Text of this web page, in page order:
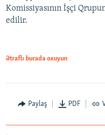
Komissiyasının İşçi
edilir.
Ətraflı burada oxuyun
Paylaş PDF